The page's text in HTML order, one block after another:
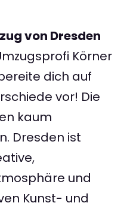
von Dresden
Körner
dich auf
vor! Die
kaum
Dresden ist
und
Kunst- und